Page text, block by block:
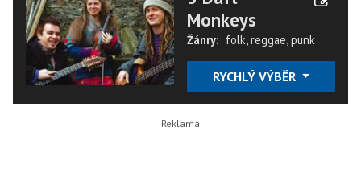
Monkeys
Žánry: folk,reggae,punk
RYCHLÝ VÝBĚR